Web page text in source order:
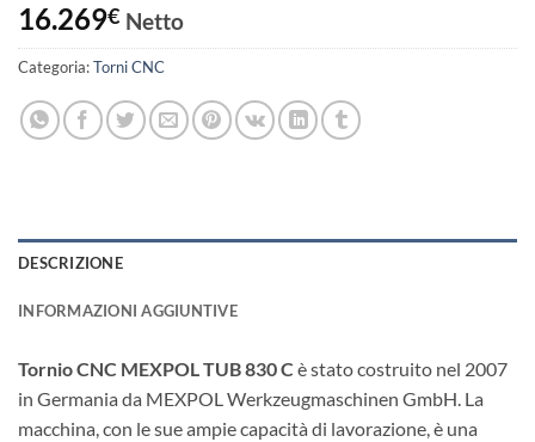
16.269€ Netto
Categoria:Torni CNC
DESCRIZIONE
INFORMAZIONI AGGIUNTIVE
Tornio CNC MEXPOL TUB 830 C è stato costruito nel 2007
in Germania da MEXPOL Werkzeugmaschinen GmbH. La
macchina, con le sue ampie capacità di lavorazione, è una